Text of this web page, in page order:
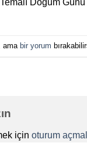
ama bir yorum
için oturum